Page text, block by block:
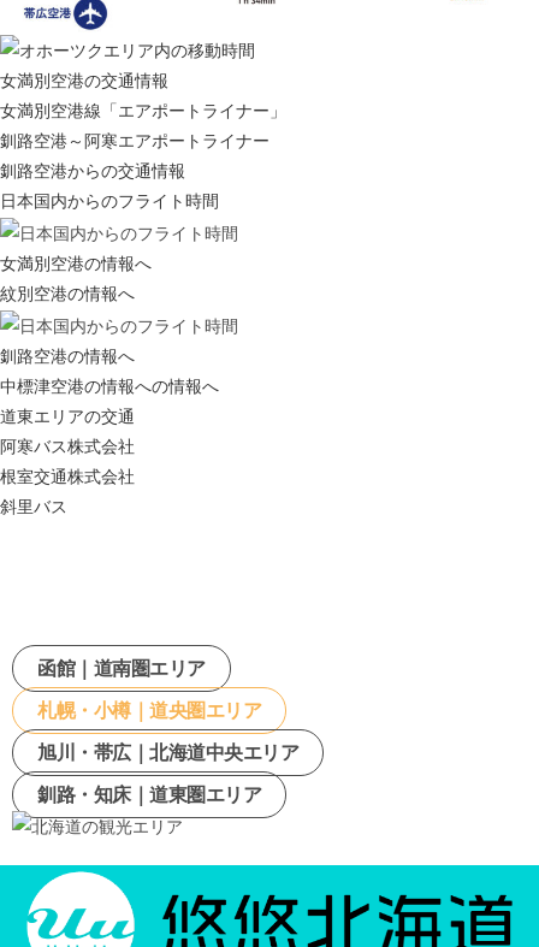
女満別空港の交通情報
女満別空港線「エアポートライナー」
釧路空港～阿寒エアポートライナー
釧路空港からの交通情報
日本国内からのフライト時間
女満別空港の情報へ
紋別空港の情報へ
釧路空港の情報へ
中標津空港の情報への情報へ
道東エリアの交通
阿寒バス株式会社
根室交通株式会社
斜里バス
函館｜道南圏エリア
札幌・小樽｜道央圏エリア
旭川・帯広｜北海道中央エリア
釧路・知床｜道東圏エリア